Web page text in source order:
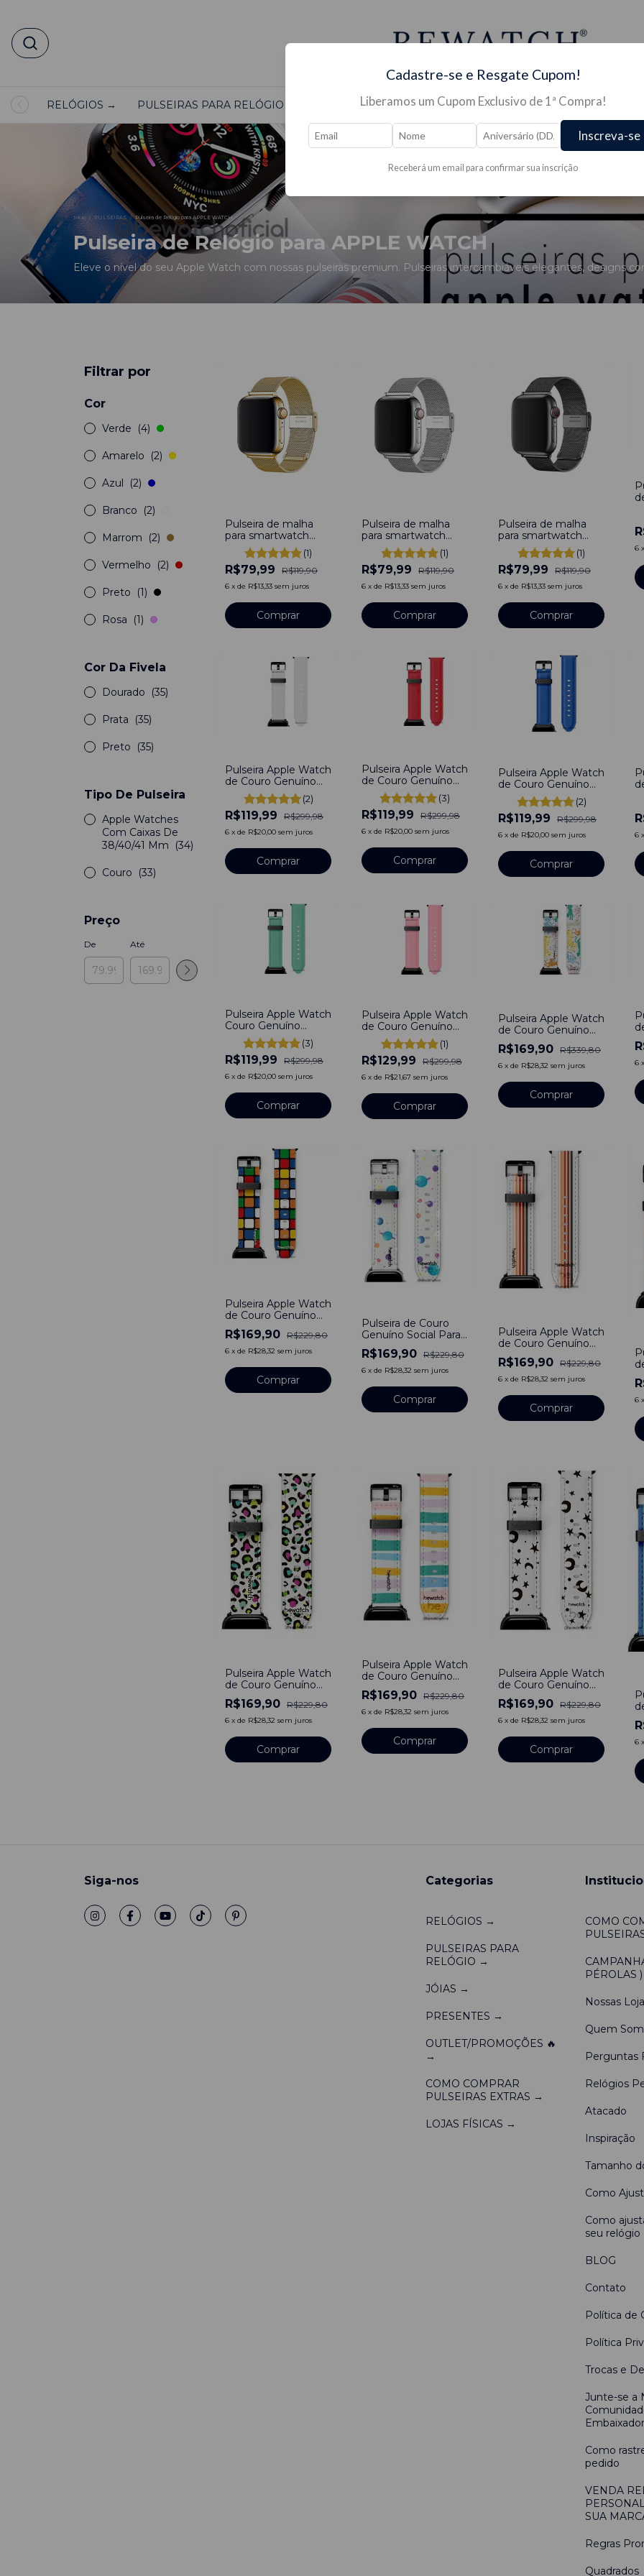
RELÓGIOS → PULSEIRAS PARA RELÓGIO → JÓIAS → PRESENTES → OUTLET/PROMOÇÕES 🔥 →
Início / PULSEIRAS / Pulseira de Relógio para APPLE WATCH
Pulseira de Relógio para APPLE WATCH
Eleve o nível do seu Apple Watch com nossas pulseiras premium. Pulseiras intercambiáveis elegantes, designs
Filtrar por
Cor
Verde (4)
Amarelo (2)
Azul (2)
Branco (2)
Marrom (2)
Vermelho (2)
Preto (1)
Rosa (1)
Cor Da Fivela
Dourado (35)
Prata (35)
Preto (35)
Tipo De Pulseira
Apple Watches
Com Caixas De
38/40/41 Mm
(34)
Couro (33)
Preço
De Até
Pulseira de malha
para smartwatch
dourada
(1)
R$79,99 R$119,90
6 x de R$13,33 sem juros
Comprar
Pulseira de malha
para smartwatch
prata
(1)
R$79,99 R$119,90
6 x de R$13,33 sem juros
Comprar
Pulseira de malha
para smartwatch
preto
(1)
R$79,99 R$119,90
6 x de R$13,33 sem juros
Comprar
6 x
Pulseira Apple Watch
de Couro Genuíno
Social Duo Be
Branco Compatível
Com Apple Watch
38/40/41mm
(2)
R$119,99 R$299,98
6 x de R$20,00 sem juros
Comprar
Pulseira Apple Watch
de Couro Genuíno
Social Duo Be
Vermelho
Compatível Com
Apple Watch
38/40/41mm
(3)
R$119,99 R$299,98
6 x de R$20,00 sem juros
Comprar
Pulseira Apple Watch
de Couro Genuíno
Social Duo Be Azul
Compatível Com
Apple Watch
38/40/41mm
(2)
R$119,99 R$299,98
6 x de R$20,00 sem juros
Comprar
6 x
Pulseira Apple Watch
Couro Genuíno
Social Duo Be
Turquesa Menta
Compatível Com
Apple Watch
38/40/41mm
(3)
R$119,99 R$299,98
6 x de R$20,00 sem juros
Comprar
Pulseira Apple Watch
de Couro Genuíno
Social Para Duo Be
Rosa Compatível
Com Apple Watch
38/40/41mm
(1)
R$129,99 R$299,98
6 x de R$21,67 sem juros
Comprar
Pulseira Apple Watch
de Couro Genuíno
Social Duo Be
Estampado
Leopardo
R$169,90 R$339,80
6 x de R$28,32 sem juros
Comprar
6 x
Pulseira Apple Watch
de Couro Genuíno
Social Duo Be
Estampado Cubos
R$169,90 R$229,80
6 x de R$28,32 sem juros
Comprar
Pulseira de Couro
Genuíno Social Para
Apple Watch Duo Be
Estampado Planetas
R$169,90 R$229,80
6 x de R$28,32 sem juros
Comprar
Pulseira Apple Watch
de Couro Genuíno
Social Duo Be
Estampado Vintage
R$169,90 R$229,80
6 x de R$28,32 sem juros
Comprar
6 x
Pulseira Apple Watch
de Couro Genuíno
Social Duo Be
Estampado Onça
R$169,90 R$229,80
6 x de R$28,32 sem juros
Comprar
Pulseira Apple Watch
de Couro Genuíno
Social Duo Be
Estampado
Rainbown
Apple Watch
38/40/41mm
R$169,90 R$229,80
6 x de R$28,32 sem juros
Comprar
Pulseira Apple Watch
de Couro Genuíno
Social Duo Be
Estampado Galaxia
R$169,90 R$229,80
6 x de R$28,32 sem juros
Comprar
6 x
Siga-nos Categorias
RELÓGIOS →
PULSEIRAS PARA
RELÓGIO →
JÓIAS →
PRESENTES →
OUTLET/PROMOÇÕES 🔥
→
COMO COMPRAR
PULSEIRAS EXTRAS →
LOJAS FÍSICAS →
COMO
PÉROLAS )
Nossas
Quem
Perguntas
Relógios
Atacado
Inspiração
Tamanho
Como
Como
seu relógio
BLOG
Contato
Política de
Política
Trocas e
Junte-se a
Como
pedido
VENDA
SUA
Regras
Quadrados
Cadastre-se e Resgate Cupom!
Liberamos um Cupom Exclusivo de 1ª Compra!
Inscreva-se
Receberá um email para confirmar sua inscrição